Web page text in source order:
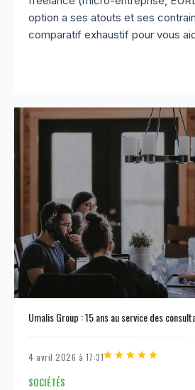
option a ses atouts et ses
comparatif exhaustif pour vous
Umalis Group : 15 ans au service des
4 avril 2026 à 17:31
SOCIÉTÉS